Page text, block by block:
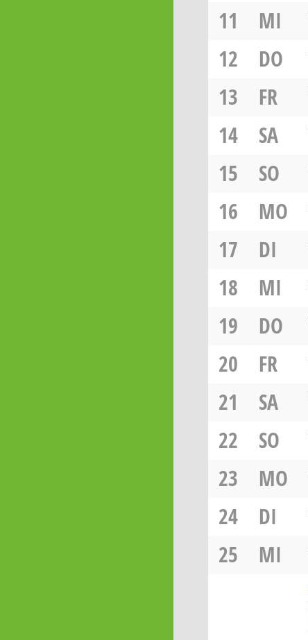
11 MI
12 DO
13 FR
14 SA
15 SO
16 MO
17 DI
18 MI
19 DO
20 FR
21 SA
22 SO
23 MO
24 DI
25 MI